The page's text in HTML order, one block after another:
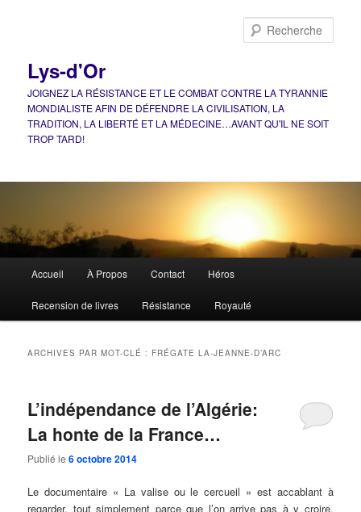
Lys-d'Or
JOIGNEZ LA RÉSISTANCE ET LE COMBAT CONTRE LA TYRANNIE
MONDIALISTE AFIN DE DÉFENDRE LA CIVILISATION, LA
TRADITION, LA LIBERTÉ ET LA MÉDECINE…AVANT QU'IL NE SOIT
TROP TARD!
principal
Accueil À Propos Contact Héros
Recension de livres Résistance Royauté
ARCHIVES PAR MOT-CLÉ : FRÉGATE LA-JEANNE-D’ARC
L’indépendance de l’Algérie:
La honte de la France…
Publié le6 octobre 2014
Le documentaire « La valise ou le cercueil » est accablant à
regarder, tout simplement parce que l’on arrive pas à y croire.